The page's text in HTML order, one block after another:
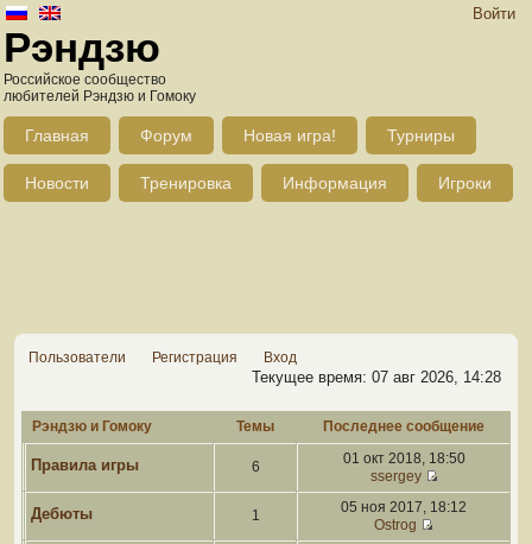
Войти
Рэндзю
Российское сообщество
любителей Рэндзю и Гомоку
Главная Форум Новая игра! Турниры
Новости Тренировка Информация Игроки
Пользователи Регистрация Вход
Текущее время: 07 авг 2026, 14:28
Рэндзю и Гомоку Темы Последнее сообщение
Правила игры 6
01 окт 2018, 18:50
ssergey
Дебюты 1
05 ноя 2017, 18:12
Ostrog